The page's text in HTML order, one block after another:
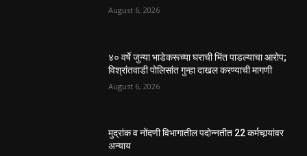
August 6, 2026
४० वर्षे जुन्या भाडेकरूच्या घराची भिंत पाडल्याचा आरोप;
विश्रांतवाडी पोलिसांत गुन्हा दाखल करण्याची मागणी
August 6, 2026
मुद्रांक व नोंदणी विभागातील पदोन्नतीत 22 कर्मचार्‍यांवर
अन्याय